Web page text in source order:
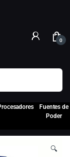
0
Fuentes de
Poder
🔍